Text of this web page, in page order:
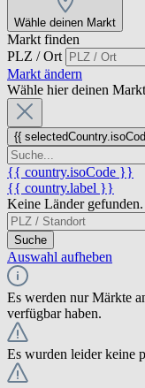
Wähle deinen Markt
Markt finden
PLZ / Ort
Markt ändern
Wähle hier deinen
{{
{{ country.isoCode }}
{{ country.label }}
Keine Länder gefunden.
Suche
Auswahl aufheben
Es werden nur Märkte
verfügbar haben.
Es wurden leider keine